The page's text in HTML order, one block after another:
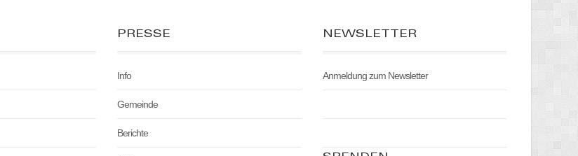
PRESSE
Info
Gemeinde
Berichte
NEWSLETTER
Anmeldung zum Newsletter